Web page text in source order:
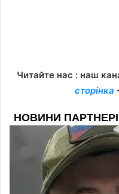
Читайте нас : наш
сторінка